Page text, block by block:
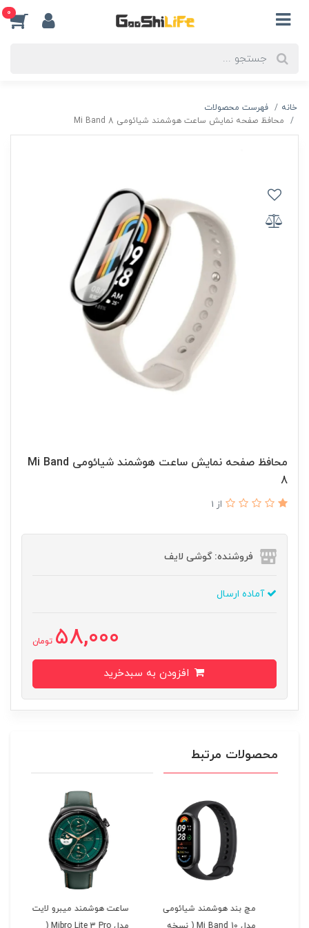
0
خانه
فهرست محصولات
محافظ صفحه نمایش ساعت هوشمند شیائومی Mi Band 8
محافظ صفحه نمایش ساعت هوشمند شیائومی Mi Band
8
از 1
فروشنده: گوشی لایف
آماده ارسال
58,000 تومان
محصولات مرتبط
مچ بند هوشمند شیائومی
ساعت هوشمند میبرو لایت